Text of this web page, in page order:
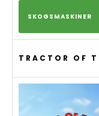
SKOGSMASKINER
TRACTOR OF